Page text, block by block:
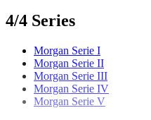
4/4 Series
Morgan Serie I
Morgan Serie II
Morgan Serie III
Morgan Serie IV
Morgan Serie V